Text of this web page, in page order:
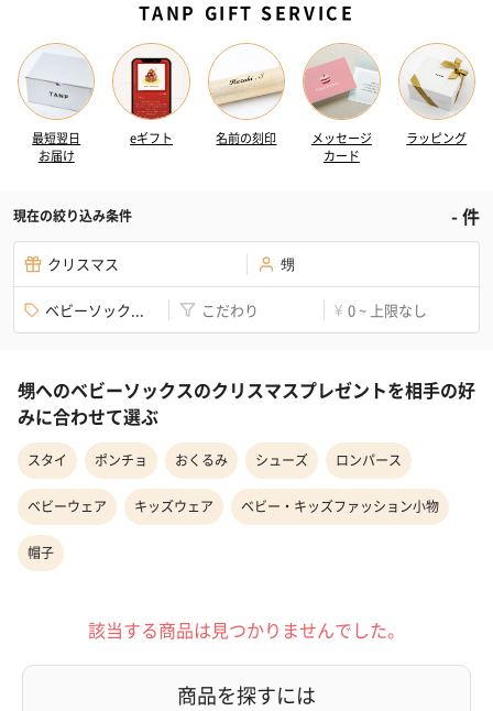
TANP GIFT SERVICE
最短翌日
お届け
eギフト 名前の刻印
メッセージ
カード
ラッピング
現在の絞り込み条件 -件
クリスマス 甥
ベビーソック... こだわり ¥ 0 ~ 上限なし
甥へのベビーソックスのクリスマスプレゼントを相手の好
みに合わせて選ぶ
スタイ ポンチョ おくるみ シューズ ロンパース
ベビーウェア キッズウェア ベビー・キッズファッション小物
帽子
該当する商品は見つかりませんでした。
商品を探すには